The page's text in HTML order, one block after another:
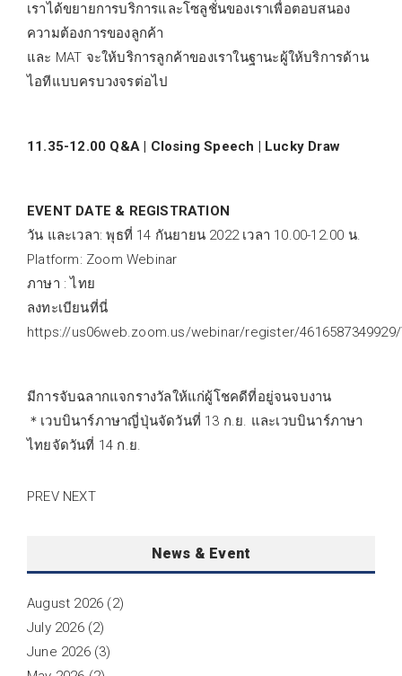
เราได้ขยายการบริการและโซลูชั่นของเราเพื่อตอบสนอง
ความต้องการของลูกค้า
และ MAT จะให้บริการลูกค้าของเราในฐานะผู้ให้บริการด้าน
ไอทีแบบครบวงจรต่อไป
11.35-12.00 Q&A | Closing Speech | Lucky Draw
EVENT DATE & REGISTRATION
วัน และเวลา: พุธที่ 14 กันยายน 2022 เวลา 10.00-12.00 น.
Platform: Zoom Webinar
ภาษา : ไทย
ลงทะเบียนที่นี่
https://us06web.zoom.us/webinar/register/4616587349929/
มีการจับฉลากแจกรางวัลให้แก่ผู้โชคดีที่อยู่จนจบงาน
＊เวบบินาร์ภาษาญี่ปุ่นจัดวันที่ 13 ก.ย. และเวบบินาร์ภาษา
ไทยจัดวันที่ 14 ก.ย.
PREV NEXT
News & Event
August 2026 (2)
July 2026(2)
June 2026(3)